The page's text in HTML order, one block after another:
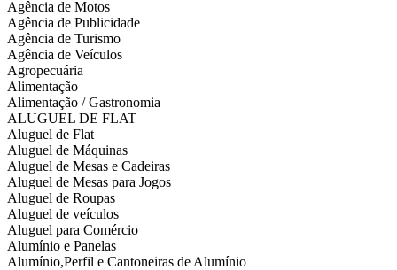
Agência de Motos
Agência de Publicidade
Agência de Turismo
Agência de Veículos
Agropecuária
Alimentação
Alimentação / Gastronomia
ALUGUEL DE FLAT
Aluguel de Flat
Aluguel de Máquinas
Aluguel de Mesas e Cadeiras
Aluguel de Mesas para Jogos
Aluguel de Roupas
Aluguel de veículos
Aluguel para Comércio
Alumínio e Panelas
Alumínio,Perfil e Cantoneiras de Alumínio